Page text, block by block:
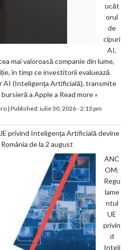
ucăt
orul
de
cipuri
AI,
mai valoroasă companie din lume,
în timp ce investitorii evaluează
AI (Inteligența Artificială), transmite
a Apple a Read more »
| Published:iulie 30, 2026 - 2:13 pm
privind Inteligența Artificială devine
de la 2 august
ANC
OM:
Regu
lame
ntul
UE
privin
d
Inteli